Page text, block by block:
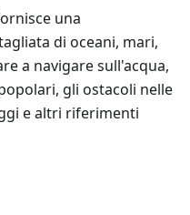
una
di oceani, mari,
a navigare sull'acqua,
gli ostacoli nelle
e altri riferimenti